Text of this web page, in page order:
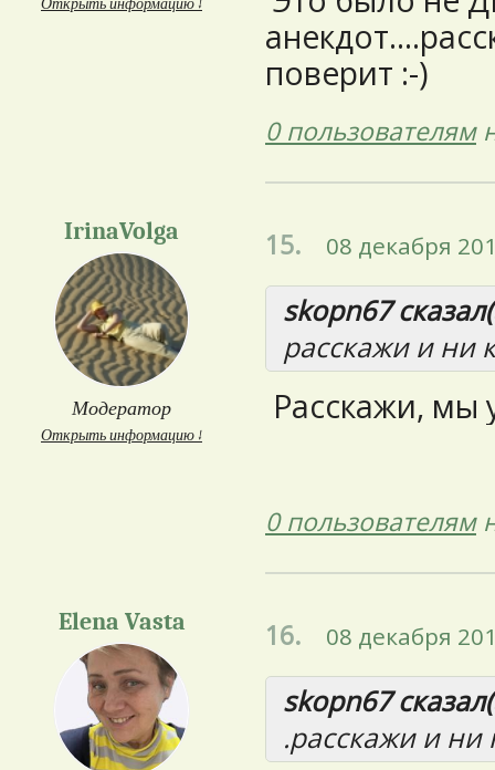
Открыть информацию ↓
поверит :-)
0 пользователям
IrinaVolga
Модератор
Открыть информацию ↓
15. 08 декабря
skopn67
расскажи и ни
Расскажи, мы
0 пользователям
Elena Vasta 16. 08 декабря
skopn67
.расскажи и ни